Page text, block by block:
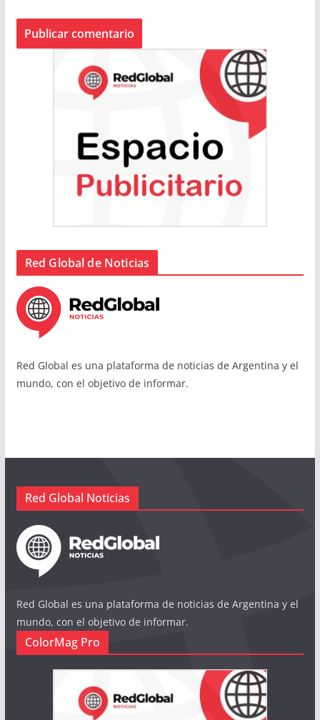
Red Global de Noticias
Red Global es una plataforma de noticias de Argentina y el
mundo, con el objetivo de informar.
Red Global Noticias
Red Global es una plataforma de noticias de Argentina y el
mundo, con el objetivo de informar.
ColorMag Pro